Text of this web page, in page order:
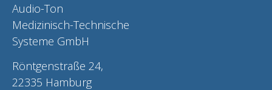
Audio-Ton
Medizinisch-Technische
Systeme GmbH
Röntgenstraße 24,
22335 Hamburg